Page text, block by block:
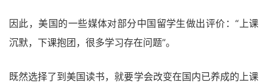
因此，美国的一些媒体对部分中国留学生做出评价：“上课
沉默，下课抱团，很多学习存在问题”。
既然选择了到美国读书，就要学会改变在国内已养成的上课